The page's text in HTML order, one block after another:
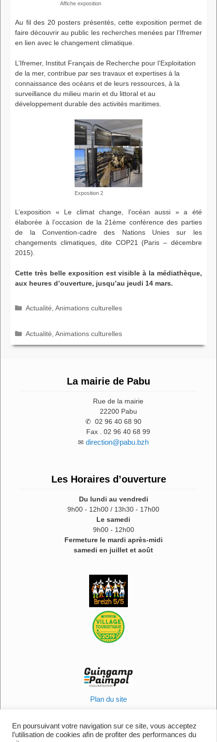
Affiche exposition
Au fil des 20 posters présentés, cette exposition permet de
faire découvrir au public les recherches menées par l’Ifremer
en lien avec le changement climatique.
L’Ifremer, Institut Français de Recherche pour l’Exploitation
de la mer, contribue par ses travaux et expertises à la
connaissance des océans et de leurs ressources, à la
surveillance du milieu marin et du littoral et au
développement durable des activités maritimes.
Exposition 2
L’exposition « Le climat change, l’océan aussi » a été
élaborée à l’occasion de la 21ème conférence des parties
de la Convention-cadre des Nations Unies sur les
changements climatiques, dite COP21 (Paris – décembre
2015).
Cette très belle exposition est visible à la médiathèque,
aux heures d’ouverture, jusqu’au jeudi 14 mars.
Catégories
Actualité Animations culturelles
Catégories
Actualité Animations culturelles
La mairie de Pabu
Rue de la mairie
22200 Pabu
✆ 02 96 40 68 90
Fax . 02 96 40 68 99
✉ direction@pabu.bzh
Les Horaires d’ouverture
Du lundi au vendredi
9h00 - 12h00 / 13h30 - 17h00
Le samedi
9h00 - 12h00
Fermeture le mardi après-midi
samedi en juillet et août
Plan du site
Politique en matière de cookies
Contactez-nous
En poursuivant votre navigation sur ce site, vous acceptez
l’utilisation de cookies afin de profiter des performances du